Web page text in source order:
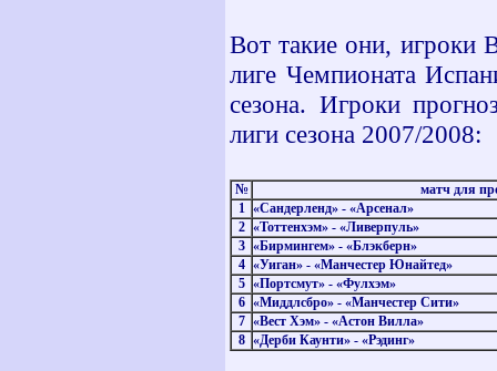
Вот такие они, игроки
лиге Чемпионата
сезона. Игроки
лиги сезона 2007/2008:
№
матч для
1 «Сандерленд» - «Арсенал»
2 «Тоттенхэм» - «Ливерпуль»
3 «Бирмингем» - «Блэкберн»
4 «Уиган» - «Манчестер Юнайтед»
5 «Портсмут» - «Фулхэм»
6 «Миддлсбро» - «Манчестер Сити»
7 «Вест Хэм» - «Астон Вилла»
8 «Дерби Каунти» - «Рэдинг»